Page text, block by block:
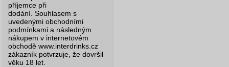
příjemce při
dodání. Souhlasem s
uvedenými obchodními
podmínkami a následným
nákupem v internetovém
obchodě www.interdrinks.cz
zákazník potvrzuje, že dovršil
věku 18 let.